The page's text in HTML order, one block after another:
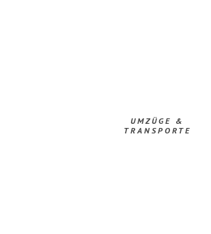
UMZÜGE &
TRANSPORTE